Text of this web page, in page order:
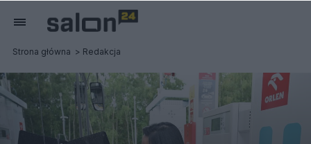
Strona główna Redakcja